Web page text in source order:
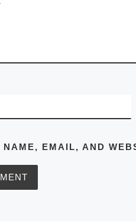
NAME, EMAIL, AND